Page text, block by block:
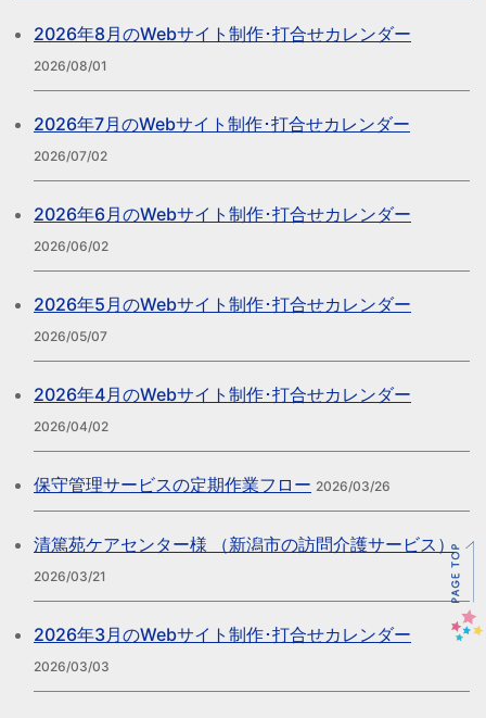
2026年8月のWebサイト制作･打合せカレンダー
2026/08/01
2026年7月のWebサイト制作･打合せカレンダー
2026/07/02
2026年6月のWebサイト制作･打合せカレンダー
2026/06/02
2026年5月のWebサイト制作･打合せカレンダー
2026/05/07
2026年4月のWebサイト制作･打合せカレンダー
2026/04/02
保守管理サービスの定期作業フロー 2026/03/26
清篤苑ケアセンター様 （新潟市の訪問介護サービス）
2026/03/21
2026年3月のWebサイト制作･打合せカレンダー
2026/03/03